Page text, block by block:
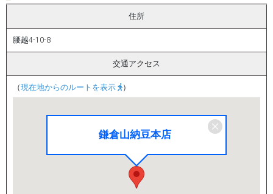
住所
腰越4-10-8
交通アクセス
（現在地からのルートを表示 ）
鎌倉山納豆本店